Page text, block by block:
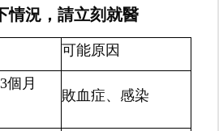
況，請立刻就醫
可能原因
個月
敗血症、感染